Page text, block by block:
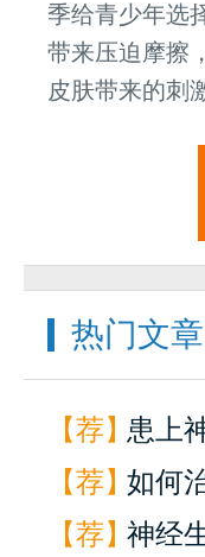
季给青少年选
带来压迫摩擦
皮肤带来的刺
热门文章
【荐】患上
【荐】如何
【荐】神经